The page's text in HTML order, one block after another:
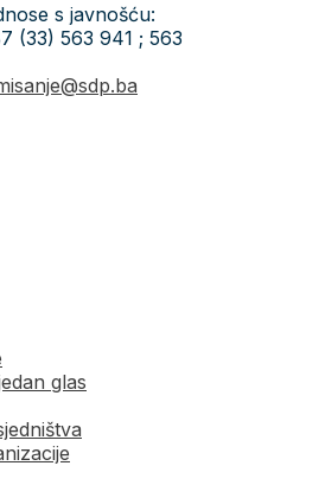
s javnošću:
(33) 563 941 ; 563
glas